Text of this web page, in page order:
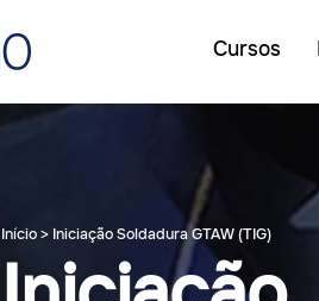
Cursos
Início > Iniciação Soldadura GTAW (TIG)